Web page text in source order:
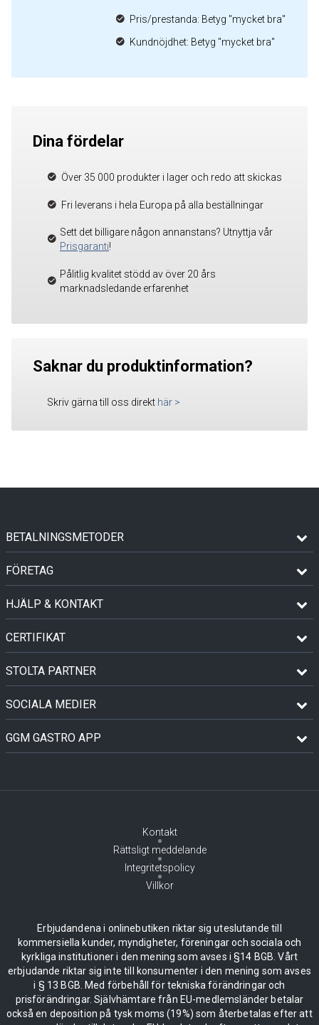
Pris/prestanda: Betyg "mycket bra"
Kundnöjdhet: Betyg "mycket bra"
Dina fördelar
Över 35 000 produkter i lager och redo att skickas
Fri leverans i hela Europa på alla beställningar
Sett det billigare någon annanstans? Utnyttja vår
Prisgaranti!
Pålitlig kvalitet stödd av över 20 års
marknadsledande erfarenhet
Saknar du produktinformation?
Skriv gärna till oss direkt här >
BETALNINGSMETODER
FÖRETAG
HJÄLP & KONTAKT
CERTIFIKAT
STOLTA PARTNER
SOCIALA MEDIER
GGM GASTRO APP
Kontakt
Rättsligt meddelande
Integritetspolicy
Villkor
Erbjudandena i onlinebutiken riktar sig uteslutande till
kommersiella kunder, myndigheter, föreningar och sociala och
kyrkliga institutioner i den mening som avses i §14 BGB. Vårt
erbjudande riktar sig inte till konsumenter i den mening som avses
i § 13 BGB. Med förbehåll för tekniska förändringar och
prisförändringar. Självhämtare från EU-medlemsländer betalar
också en deposition på tysk moms (19%) som återbetalas efter att